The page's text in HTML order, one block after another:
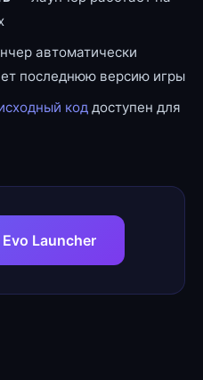
автоматически
последнюю версию игры
код доступен для
Launcher